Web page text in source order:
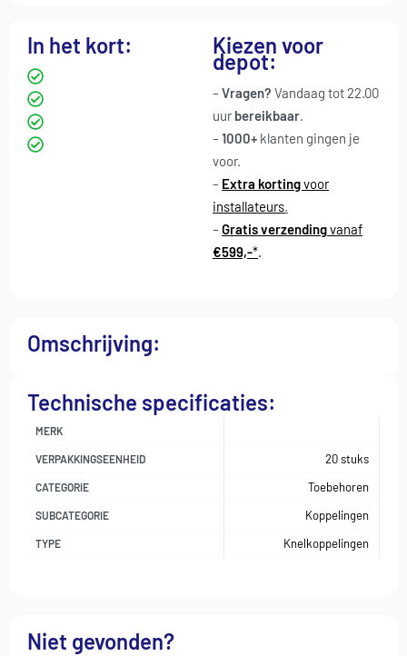
In het kort: Kiezen voor
depot:
–Vragen? Vandaag tot 22.00
uur bereikbaar.
–1000+ klanten gingen je
voor.
– Extra kortingvoor
installateurs.
–Gratis verzendingvanaf
€599,-*.
Omschrijving:
Technische specificaties:
MERK
VERPAKKINGSEENHEID 20 stuks
CATEGORIE Toebehoren
SUBCATEGORIE Koppelingen
TYPE Knelkoppelingen
Niet gevonden?